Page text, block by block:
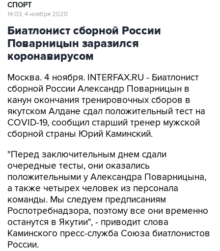
СПОРТ
14:03, 4 ноября 2020
Биатлонист сборной России
Поварницын заразился
коронавирусом
Москва. 4 ноября. INTERFAX.RU - Биатлонист
сборной России Александр Поварницын в
канун окончания тренировочных сборов в
якутском Алдане сдал положительный тест на
COVID-19, сообщил старший тренер мужской
сборной страны Юрий Каминский.
"Перед заключительным днем сдали
очередные тесты, они оказались
положительными у Александра Поварницына,
а также четырех человек из персонала
команды. Мы следуем предписаниям
Роспотребнадзора, поэтому все они временно
останутся в Якутии", - приводит слова
Каминского пресс-служба Союза биатлонистов
России.